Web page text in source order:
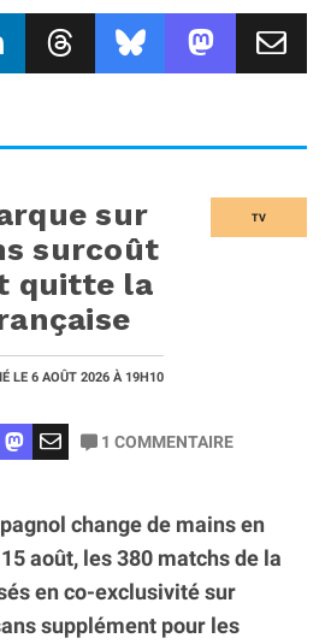
TV
sur
surcoût
quitte la
LE 6 AOÛT 2026 À 19H10
1 COMMENTAIRE
change de mains en
août, les 380 matchs de la
en co-exclusivité sur
supplément pour les